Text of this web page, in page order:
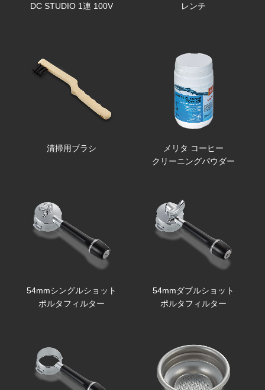
DC STUDIO 1連 100V レンチ
清掃用ブラシ
メリタ コーヒー
クリーニングパウダー
54mmシングルショット
ポルタフィルター
54mmダブルショット
ポルタフィルター